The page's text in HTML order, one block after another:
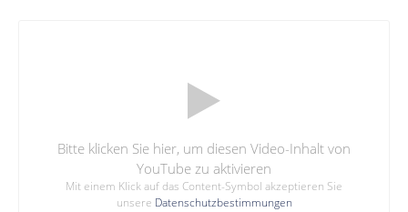
Bitte klicken Sie hier, um diesen Video-Inhalt von
YouTube zu aktivieren
Mit einem Klick auf das Content-Symbol akzeptieren Sie
unsere Datenschutzbestimmungen